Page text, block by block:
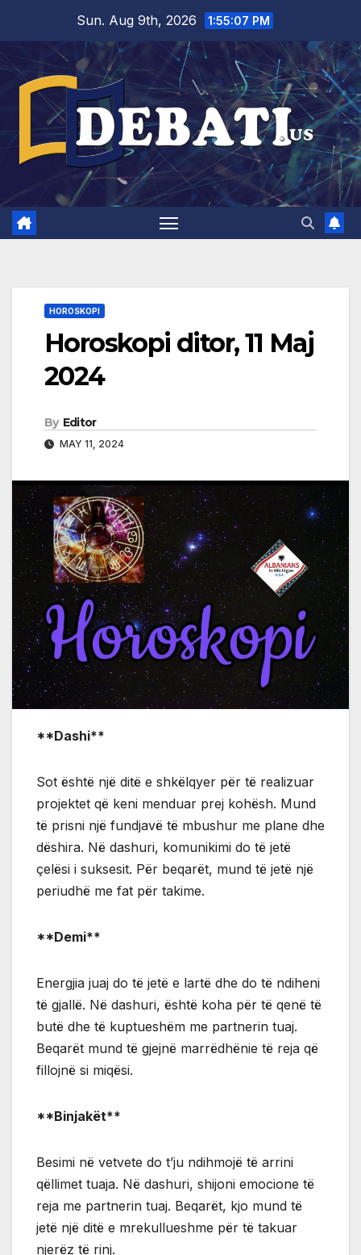
content
Sun. Aug 9th, 2026 1:55:08 PM
HOROSKOPI
Horoskopi ditor, 11 Maj
2024
By Editor
MAY 11, 2024
**Dashi**
Sot është një ditë e shkëlqyer për të realizuar
projektet që keni menduar prej kohësh. Mund
të prisni një fundjavë të mbushur me plane dhe
dëshira. Në dashuri, komunikimi do të jetë
çelësi i suksesit. Për beqarët, mund të jetë një
periudhë me fat për takime.
**Demi**
Energjia juaj do të jetë e lartë dhe do të ndiheni
të gjallë. Në dashuri, është koha për të qenë të
butë dhe të kuptueshëm me partnerin tuaj.
Beqarët mund të gjejnë marrëdhënie të reja që
fillojnë si miqësi.
**Binjakët**
Besimi në vetvete do t’ju ndihmojë të arrini
qëllimet tuaja. Në dashuri, shijoni emocione të
reja me partnerin tuaj. Beqarët, kjo mund të
jetë një ditë e mrekullueshme për të takuar
njerëz të rinj.